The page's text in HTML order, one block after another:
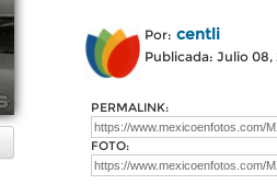
Por: centli
Publicada: Julio 08,
PERMALINK:
FOTO: